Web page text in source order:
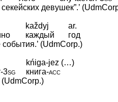
девушек”.’
každyj
ar.
каждый
год
(UdmCorp.)
kńiga-jez (…)
‑3sg книга‑acc